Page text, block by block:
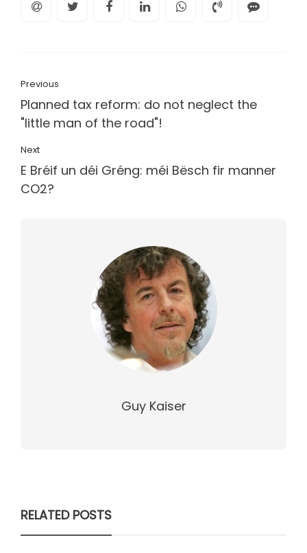
Previous
Planned tax reform: do not neglect the
"little man of the road"!
Next
E Bréif un déi Gréng: méi Bësch fir manner
CO2?
Guy Kaiser
RELATED POSTS